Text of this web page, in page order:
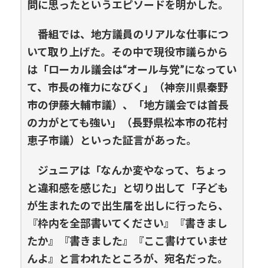
問に思ったというエピソードを明かした。
番組では、地方議員のリアルな仕事につ
いて取り上げた。その中で現役市議らから
は「ローカル議会は“オール与党”になってい
て、市長の権力になびく」（神奈川県秦野
市の伊藤大輔市議）、「地方議会では首長
の力がとても強い」（長野県松本市の花村
恵子市議）といった証言があった。
ジュニアは「なんか変やなって、ちょっ
と違和感を感じた」と切り出して「子ども
が生まれたので出生届を出しに行ったら、
『枠内を全部書いてください』『書きまし
たか』『書きました』『ここ書けていませ
んよ』と言われたところが、宛名だった。